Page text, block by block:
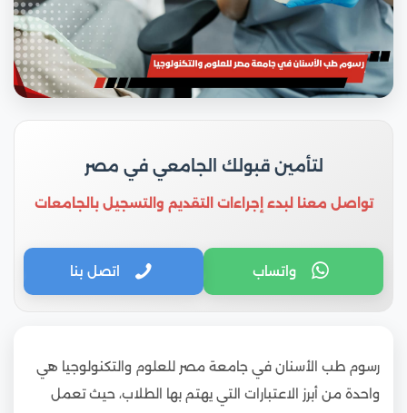
لتأمين قبولك الجامعي في مصر
تواصل معنا لبدء إجراءات التقديم والتسجيل بالجامعات
واتساب اتصل بنا
رسوم طب الأسنان في جامعة مصر للعلوم والتكنولوجيا هي
واحدة من أبرز الاعتبارات التي يهتم بها الطلاب، حيث تعمل